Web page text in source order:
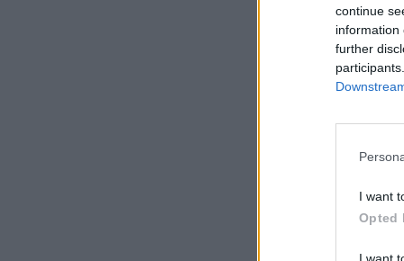
continue
information
further
I want
Opted